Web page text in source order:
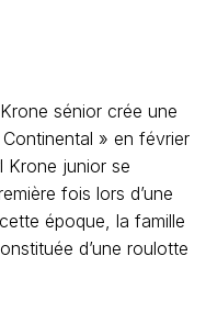
sénior crée une
» en février
Krone junior se
fois lors d’une
époque, la famille
d’une roulotte